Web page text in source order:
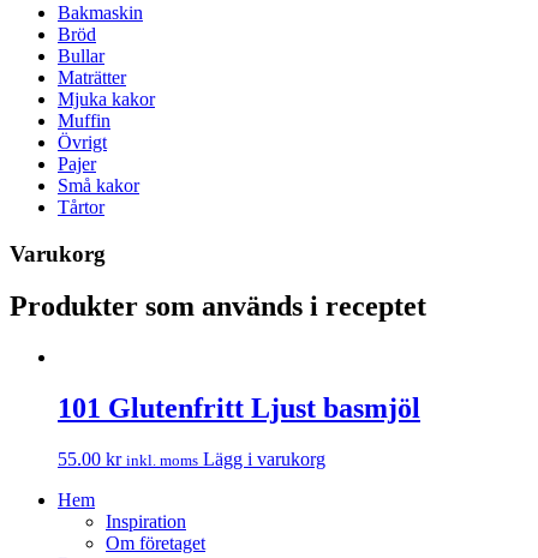
Bakmaskin
Bröd
Bullar
Maträtter
Mjuka kakor
Muffin
Övrigt
Pajer
Små kakor
Tårtor
Varukorg
Produkter som används i receptet
101 Glutenfritt Ljust basmjöl
55.00 kr inkl. moms Lägg i varukorg
Hem
Inspiration
Om företaget